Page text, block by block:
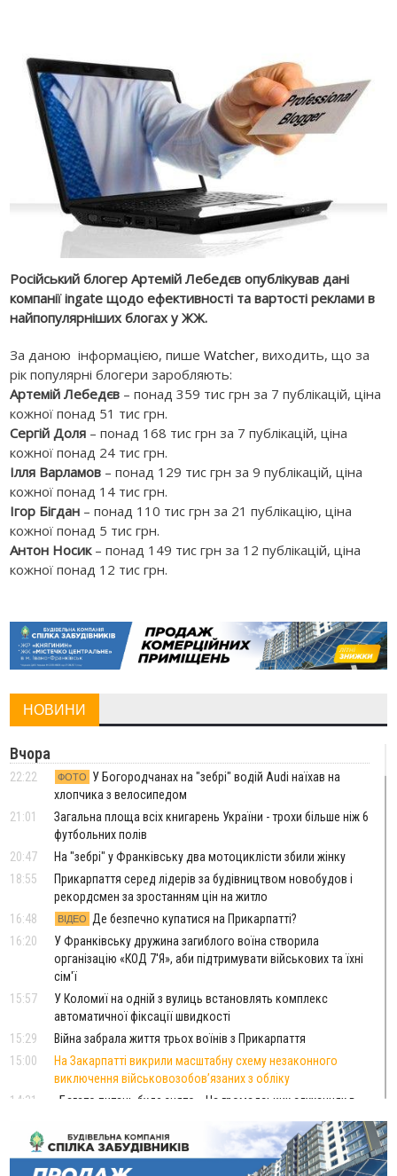
Російський блогер Артемій Лебедєв опублікував дані
компанії ingate щодо ефективності та вартості реклами в
найпопулярніших блогах у ЖЖ.
За даною інформацією, пишеWatcher, виходить, що за
рік популярні блогери заробляють:
Артемій Лебедєв – понад 359 тис грн за 7 публікацій, ціна
кожної понад 51 тис грн.
Сергій Доля – понад 168 тис грн за 7 публікацій, ціна
кожної понад 24 тис грн.
Ілля Варламов – понад 129 тис грн за 9 публікацій, ціна
кожної понад 14 тис грн.
Ігор Бігдан – понад 110 тис грн за 21 публікацію, ціна
кожної понад 5 тис грн.
Антон Носик– понад 149 тис грн за 12 публікацій, ціна
кожної понад 12 тис грн.
НОВИНИ
Вчора
22:22 ФОТО
У Богородчанах на "зебрі" водій Audi наїхав на
хлопчика з велосипедом
21:01
Загальна площа всіх книгарень України - трохи більше ніж 6
футбольних полів
20:47
На "зебрі" у Франківську два мотоциклісти збили жінку
18:55
Прикарпаття серед лідерів за будівництвом новобудов і
рекордсмен за зростанням цін на житло
16:48
ВІДЕО
Де безпечно купатися на Прикарпатті?
16:20
У Франківську дружина загиблого воїна створила
організацію «КОД 7'Я», аби підтримувати військових та їхні
сім'ї
15:57
У Коломиї на одній з вулиць встановлять комплекс
автоматичної фіксації швидкості
15:29
Війна забрала життя трьох воїнів з Прикарпаття
15:00
На Закарпатті викрили масштабну схему незаконного
виключення військовозобов’язаних з обліку
14:31
«Багато питань буде знято». На громадських слуханнях в
Яремче обговорили, як вирішити питання джипінгу в
Карпатах
13:54
5 «тихих» хвороб, які виявляє профілактичне обстеження